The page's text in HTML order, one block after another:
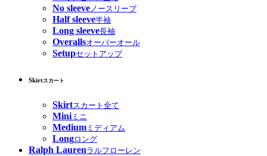
No sleeveノースリーブ
Half sleeve半袖
Long sleeve長袖
Overallsオーバーオール
Setupセットアップ
Skirtスカート
Skirtスカート全て
Miniミニ
Medium ミディアム
Longロング
Ralph Laurenラルフローレン